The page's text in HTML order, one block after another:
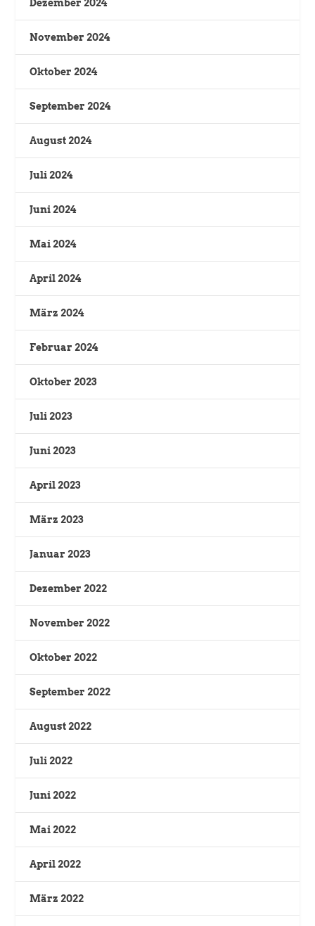
Dezember 2024
November 2024
Oktober 2024
September 2024
August 2024
Juli 2024
Juni 2024
Mai 2024
April 2024
März 2024
Februar 2024
Oktober 2023
Juli 2023
Juni 2023
April 2023
März 2023
Januar 2023
Dezember 2022
November 2022
Oktober 2022
September 2022
August 2022
Juli 2022
Juni 2022
Mai 2022
April 2022
März 2022